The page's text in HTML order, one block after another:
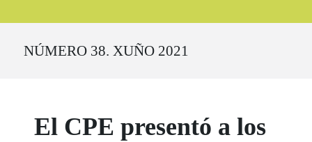
NÚMERO 38. XUÑO 2021
El CPE presentó a los